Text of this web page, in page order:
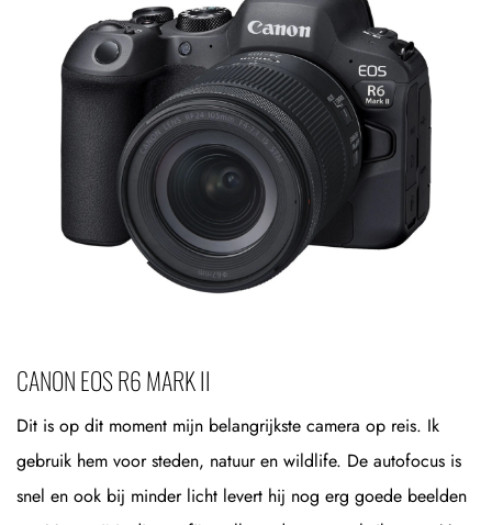
CANON EOS R6 MARK II
Dit is op dit moment mijn belangrijkste camera op reis. Ik
gebruik hem voor steden, natuur en wildlife. De autofocus is
snel en ook bij minder licht levert hij nog erg goede beelden